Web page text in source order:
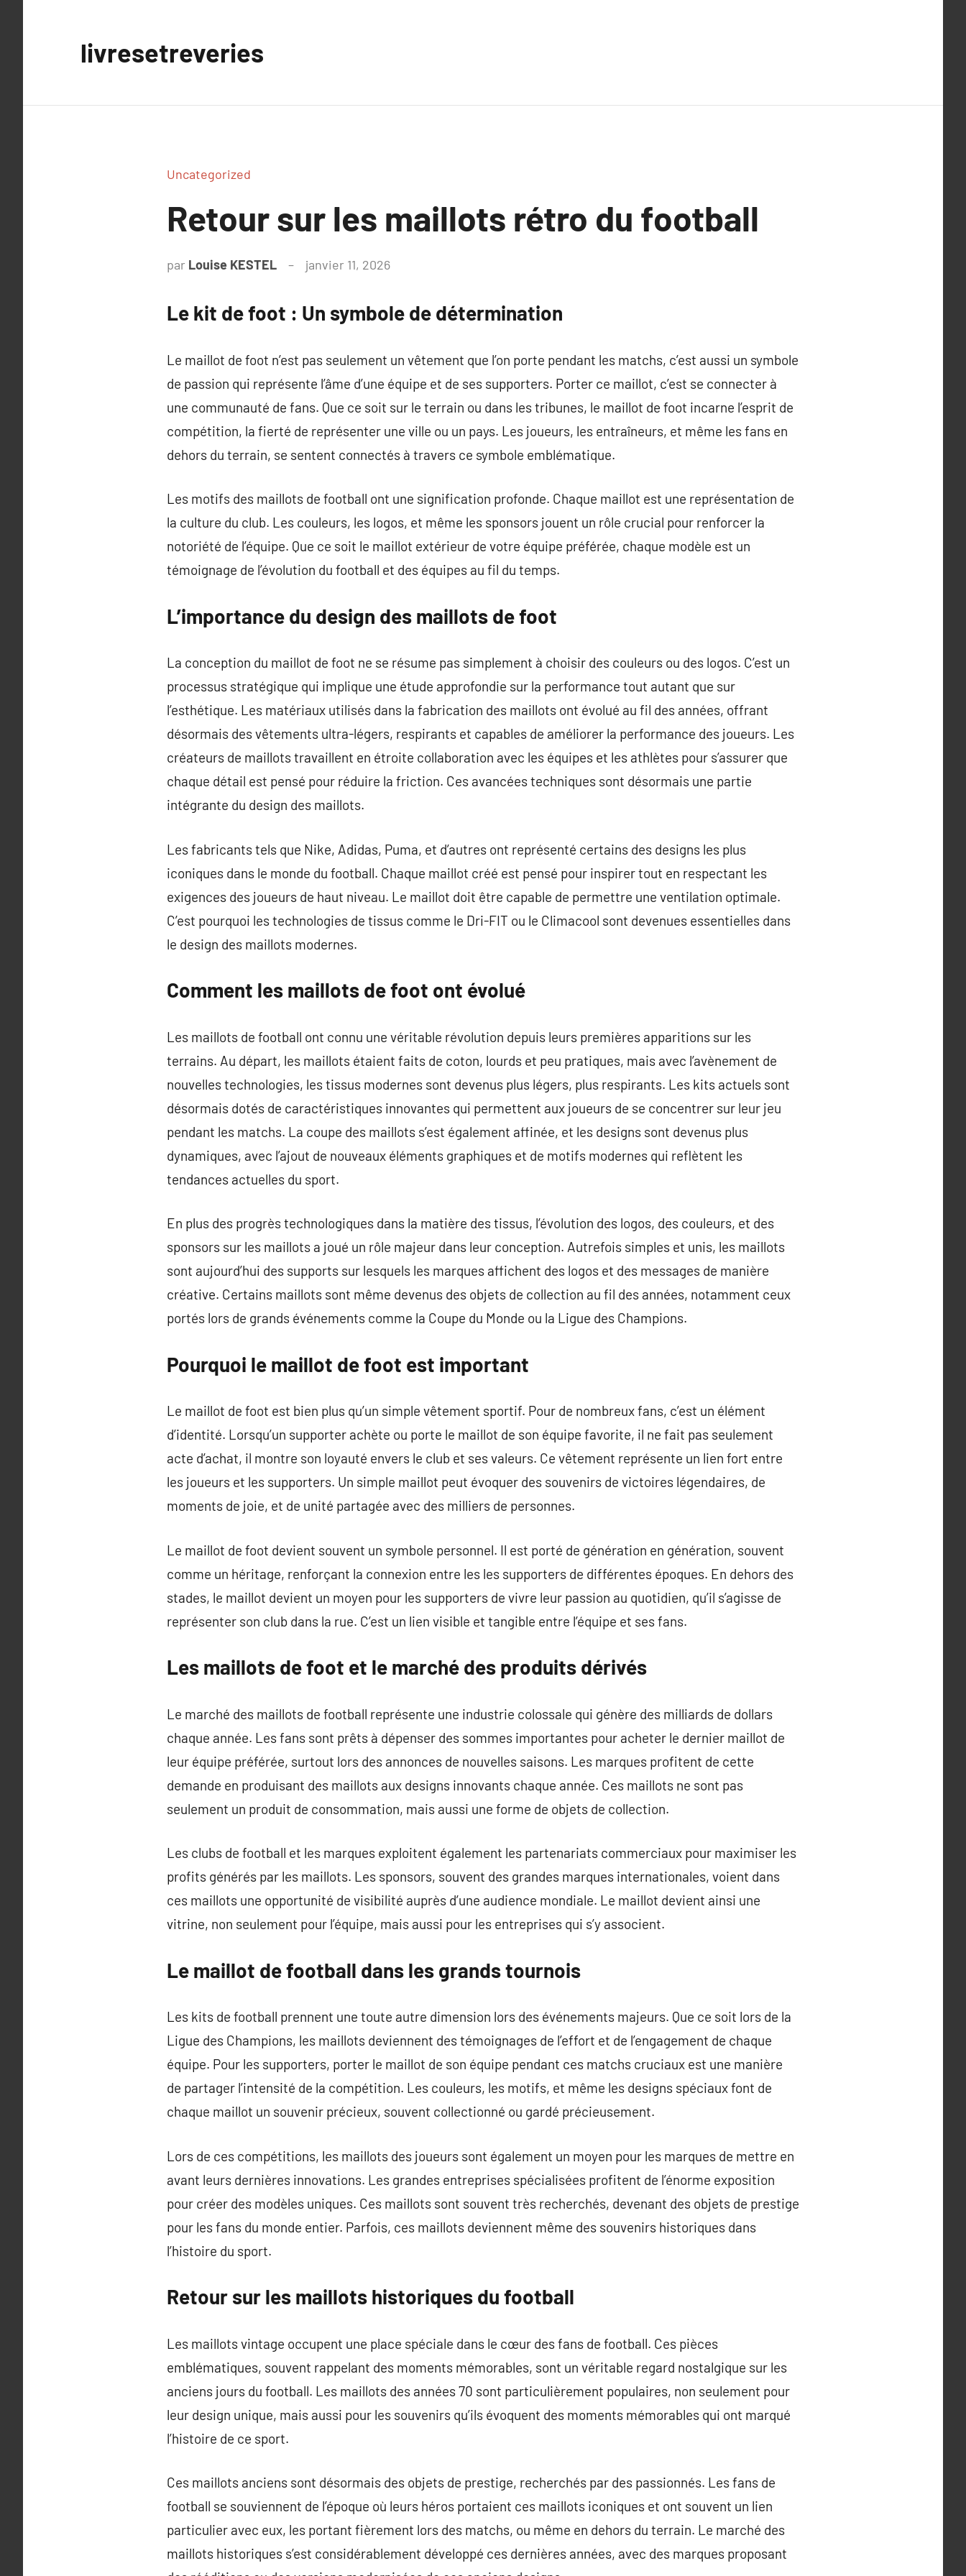
livresetreveries
Uncategorized
Retour sur les maillots rétro du football
par Louise KESTEL janvier 11, 2026
Le kit de foot : Un symbole de détermination
Le maillot de foot n’est pas seulement un vêtement que l’on porte pendant les matchs, c’est aussi un symbole
de passion qui représente l’âme d’une équipe et de ses supporters. Porter ce maillot, c’est se connecter à
une communauté de fans. Que ce soit sur le terrain ou dans les tribunes, le maillot de foot incarne l’esprit de
compétition, la fierté de représenter une ville ou un pays. Les joueurs, les entraîneurs, et même les fans en
dehors du terrain, se sentent connectés à travers ce symbole emblématique.
Les motifs des maillots de football ont une signification profonde. Chaque maillot est une représentation de
la culture du club. Les couleurs, les logos, et même les sponsors jouent un rôle crucial pour renforcer la
notoriété de l’équipe. Que ce soit le maillot extérieur de votre équipe préférée, chaque modèle est un
témoignage de l’évolution du football et des équipes au fil du temps.
L’importance du design des maillots de foot
La conception du maillot de foot ne se résume pas simplement à choisir des couleurs ou des logos. C’est un
processus stratégique qui implique une étude approfondie sur la performance tout autant que sur
l’esthétique. Les matériaux utilisés dans la fabrication des maillots ont évolué au fil des années, offrant
désormais des vêtements ultra-légers, respirants et capables de améliorer la performance des joueurs. Les
créateurs de maillots travaillent en étroite collaboration avec les équipes et les athlètes pour s’assurer que
chaque détail est pensé pour réduire la friction. Ces avancées techniques sont désormais une partie
intégrante du design des maillots.
Les fabricants tels que Nike, Adidas, Puma, et d’autres ont représenté certains des designs les plus
iconiques dans le monde du football. Chaque maillot créé est pensé pour inspirer tout en respectant les
exigences des joueurs de haut niveau. Le maillot doit être capable de permettre une ventilation optimale.
C’est pourquoi les technologies de tissus comme le Dri-FIT ou le Climacool sont devenues essentielles dans
le design des maillots modernes.
Comment les maillots de foot ont évolué
Les maillots de football ont connu une véritable révolution depuis leurs premières apparitions sur les
terrains. Au départ, les maillots étaient faits de coton, lourds et peu pratiques, mais avec l’avènement de
nouvelles technologies, les tissus modernes sont devenus plus légers, plus respirants. Les kits actuels sont
désormais dotés de caractéristiques innovantes qui permettent aux joueurs de se concentrer sur leur jeu
pendant les matchs. La coupe des maillots s’est également affinée, et les designs sont devenus plus
dynamiques, avec l’ajout de nouveaux éléments graphiques et de motifs modernes qui reflètent les
tendances actuelles du sport.
En plus des progrès technologiques dans la matière des tissus, l’évolution des logos, des couleurs, et des
sponsors sur les maillots a joué un rôle majeur dans leur conception. Autrefois simples et unis, les maillots
sont aujourd’hui des supports sur lesquels les marques affichent des logos et des messages de manière
créative. Certains maillots sont même devenus des objets de collection au fil des années, notamment ceux
portés lors de grands événements comme la Coupe du Monde ou la Ligue des Champions.
Pourquoi le maillot de foot est important
Le maillot de foot est bien plus qu’un simple vêtement sportif. Pour de nombreux fans, c’est un élément
d’identité. Lorsqu’un supporter achète ou porte le maillot de son équipe favorite, il ne fait pas seulement
acte d’achat, il montre son loyauté envers le club et ses valeurs. Ce vêtement représente un lien fort entre
les joueurs et les supporters. Un simple maillot peut évoquer des souvenirs de victoires légendaires, de
moments de joie, et de unité partagée avec des milliers de personnes.
Le maillot de foot devient souvent un symbole personnel. Il est porté de génération en génération, souvent
comme un héritage, renforçant la connexion entre les les supporters de différentes époques. En dehors des
stades, le maillot devient un moyen pour les supporters de vivre leur passion au quotidien, qu’il s’agisse de
représenter son club dans la rue. C’est un lien visible et tangible entre l’équipe et ses fans.
Les maillots de foot et le marché des produits dérivés
Le marché des maillots de football représente une industrie colossale qui génère des milliards de dollars
chaque année. Les fans sont prêts à dépenser des sommes importantes pour acheter le dernier maillot de
leur équipe préférée, surtout lors des annonces de nouvelles saisons. Les marques profitent de cette
demande en produisant des maillots aux designs innovants chaque année. Ces maillots ne sont pas
seulement un produit de consommation, mais aussi une forme de objets de collection.
Les clubs de football et les marques exploitent également les partenariats commerciaux pour maximiser les
profits générés par les maillots. Les sponsors, souvent des grandes marques internationales, voient dans
ces maillots une opportunité de visibilité auprès d’une audience mondiale. Le maillot devient ainsi une
vitrine, non seulement pour l’équipe, mais aussi pour les entreprises qui s’y associent.
Le maillot de football dans les grands tournois
Les kits de football prennent une toute autre dimension lors des événements majeurs. Que ce soit lors de la
Ligue des Champions, les maillots deviennent des témoignages de l’effort et de l’engagement de chaque
équipe. Pour les supporters, porter le maillot de son équipe pendant ces matchs cruciaux est une manière
de partager l’intensité de la compétition. Les couleurs, les motifs, et même les designs spéciaux font de
chaque maillot un souvenir précieux, souvent collectionné ou gardé précieusement.
Lors de ces compétitions, les maillots des joueurs sont également un moyen pour les marques de mettre en
avant leurs dernières innovations. Les grandes entreprises spécialisées profitent de l’énorme exposition
pour créer des modèles uniques. Ces maillots sont souvent très recherchés, devenant des objets de prestige
pour les fans du monde entier. Parfois, ces maillots deviennent même des souvenirs historiques dans
l’histoire du sport.
Retour sur les maillots historiques du football
Les maillots vintage occupent une place spéciale dans le cœur des fans de football. Ces pièces
emblématiques, souvent rappelant des moments mémorables, sont un véritable regard nostalgique sur les
anciens jours du football. Les maillots des années 70 sont particulièrement populaires, non seulement pour
leur design unique, mais aussi pour les souvenirs qu’ils évoquent des moments mémorables qui ont marqué
l’histoire de ce sport.
Ces maillots anciens sont désormais des objets de prestige, recherchés par des passionnés. Les fans de
football se souviennent de l’époque où leurs héros portaient ces maillots iconiques et ont souvent un lien
particulier avec eux, les portant fièrement lors des matchs, ou même en dehors du terrain. Le marché des
maillots historiques s’est considérablement développé ces dernières années, avec des marques proposant